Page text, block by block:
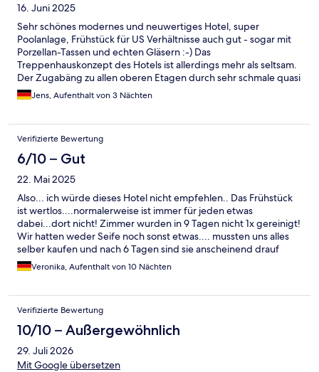
16. Juni 2025
Sehr schönes modernes und neuwertiges Hotel, super
Poolanlage, Frühstück für US Verhältnisse auch gut - sogar mit
Porzellan-Tassen und echten Gläsern :-) Das
Treppenhauskonzept des Hotels ist allerdings mehr als seltsam.
Der Zugabäng zu allen oberen Etagen durch sehr schmale quasi
Notausgangtüren fühlt sich sehr seltsam und unkomfortabel an.
Auch muss jedes Mal die Zimmerkarte verwendet werden. Des
bei uns war aufgrund von Baustellen das nächste Treppenhaus
gesperrt, was jedes Mal sehr lange unnötige Wege erforderlich
machte. Das hätte man deutlich besser lösen können.
Jens, Aufenthalt von 3 Nächten
Verifizierte Bewertung
6/10 – Gut
22. Mai 2025
Also... ich würde dieses Hotel nicht empfehlen.. Das Frühstück
ist wertlos....normalerweise ist immer für jeden etwas
dabei...dort nicht! Zimmer wurden in 9 Tagen nicht 1x gereinigt!
Wir hatten weder Seife noch sonst etwas.... mussten uns alles
selber kaufen und nach 6 Tagen sind sie anscheinend drauf
gekommen, dass sie uns vergessen haben oder sonst etwas....
man kann die Dusche und das WC selber nicht reinigen somit
versehen den Kühlschrank nach hinten geschoben und
darunter war etwas ekelahftes, dass wahrscheinlich schon seit
Tagen/ wochen dort klebt. Leider finde ich sogar 3 Sterne fast
zu viel! Ich habe Fotos von Dreckansammlungen im Zimmer die
ich dem.Hotel lieber persönlich sende!
Veronika, Aufenthalt von 10 Nächten
Verifizierte Bewertung
10/10 – Außergewöhnlich
29. Juli 2026
Mit Google übersetzen